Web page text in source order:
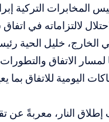
المخابرات التركية
لالتزاماته في
خليل الحية
الاتفاق
اليومية للاتفاق بما
النار، معربةً عن